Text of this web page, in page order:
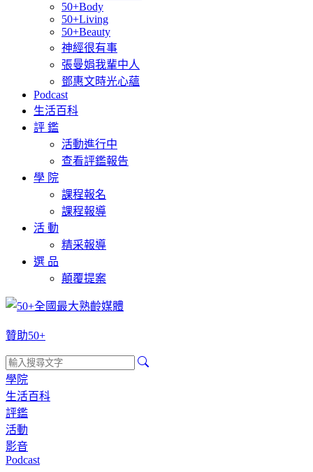
50+Body
50+Living
50+Beauty
神經很有事
張曼娟我輩中人
鄧惠文時光心蘊
Podcast
生活百科
評 鑑
活動進行中
查看評鑑報告
學 院
課程報名
課程報導
活 動
精采報導
選 品
顛覆提案
贊助50+
學院
生活百科
評鑑
活動
影音
Podcast